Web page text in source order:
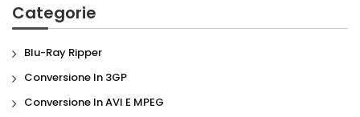
Categorie
Blu-Ray Ripper
Conversione In 3GP
Conversione In AVI E MPEG